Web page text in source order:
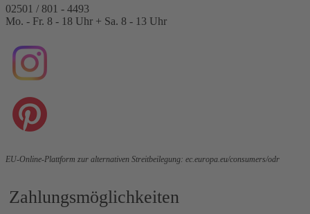
02501 / 801 - 4493
Mo. - Fr. 8 - 18 Uhr + Sa. 8 - 13 Uhr
EU-Online-Plattform zur alternativen Streitbeilegung: ec.europa.eu/consumers/odr
Zahlungsmöglichkeiten